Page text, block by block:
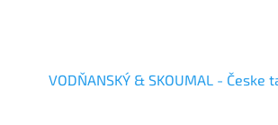
VODŇANSKÝ & SKOUMAL - Česke